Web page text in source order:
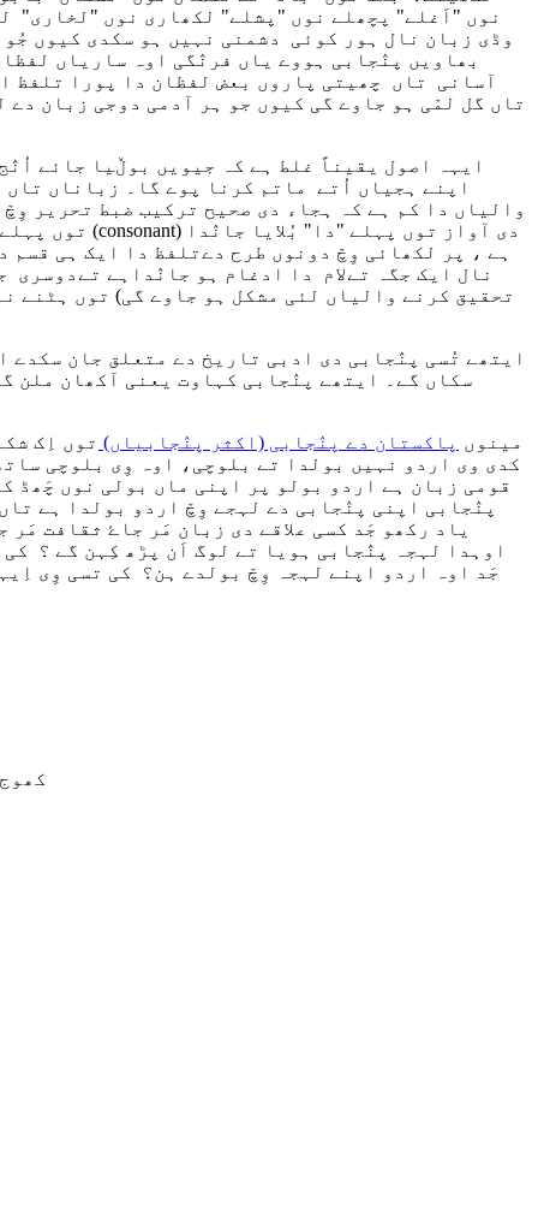
نوں "اَغلے" پچھلے نوں "پشلے" لکھاری نوں "لخاری"
وڈی زبان نال ہور کوئی دشمنی نہیں ہو سکدی کیوں
بھاویں پنٛجابی ہووے یاں فرنٛگی اوہ ساریاں
آسانی تاں چھیتی پاروں بعض لفظان دا پورا تلفظ
تاں گل لمّی ہو جاوے گی کیوں جو ہر آدمی دوجی زبان
ایہہ اصول یقیناً غلط ہے کہ جیویں بوڵیا جائے
اپنے ہجیاں اُتے ماتم کرنا پوے گا۔ زباناں
(consonant)
ہے ، پر لکھائی وِچّ دونوں طرح دےتلفظ دا ایک ہی
نال ایک جگہ تےلام دا ادغام ہو جانٛداہے
تحقیق کرنے والیاں لئی مشکل ہو جاوے گی) توں ہٹنے
ایتھے تُسی پنٛجابی دی ادبی تاریخ دے متعلق جان
سکاں گے۔ ایتھے پنٛجابی کہاوت یعنی آکھان ملن
مینوں پاکستان دے پنٛجابی (اکثر پنٛجابیاں) توں اِک
کدی وی اردو نہیں بولدا تے بلوچی، اوہ وِی بلوچی
قومی زبان ہے اردو بولو پر اپنی ماں بولی نوں چَھڈ
پنٛجابی اپنی پنٛجابی دے لہجے وِچّ اردو بولدا ہے
یاد رکھو جَد کسی علاقے دی زبان مَر جاۓ ثقافت
اوہدا لہجہ پنٛجابی ہویا تے لوگ اَن پڑھ کِہن گے ؟
جَد اوہ اردو اپنے لہجہ وِچّ بولدے ہن؟ کی تسی وِی